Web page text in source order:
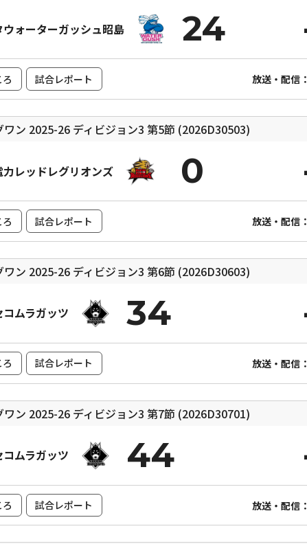
ウォーターガッシュ昭島 24
試合レポート 放送・配信：
ン 2025-26 ディビジョン3 第5節 (2026D30503)
力レッドレグリオンズ 0
試合レポート 放送・配信：
ン 2025-26 ディビジョン3 第6節 (2026D30603)
コムラガッツ 34
試合レポート 放送・配信：
ン 2025-26 ディビジョン3 第7節 (2026D30701)
コムラガッツ 44
試合レポート 放送・配信：